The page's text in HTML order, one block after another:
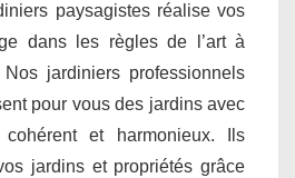
paysagistes réalise vos
dans les règles de l’art à
jardiniers professionnels
pour vous des jardins avec
et harmonieux. Ils
jardins et propriétés grâce